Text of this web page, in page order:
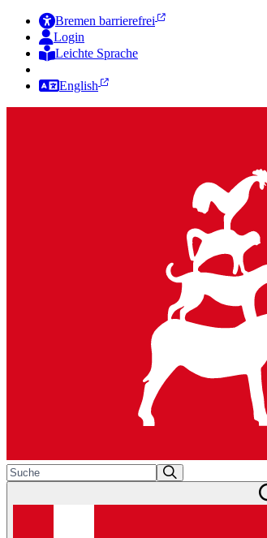
Bremen barrierefrei
Login
Leichte Sprache
English